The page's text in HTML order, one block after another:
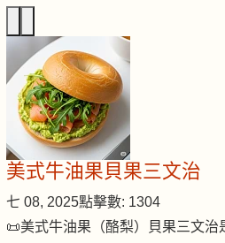
美式牛油果貝果三文治
七 08, 2025點擊數: 1304
📜美式牛油果（酪梨）貝果三文